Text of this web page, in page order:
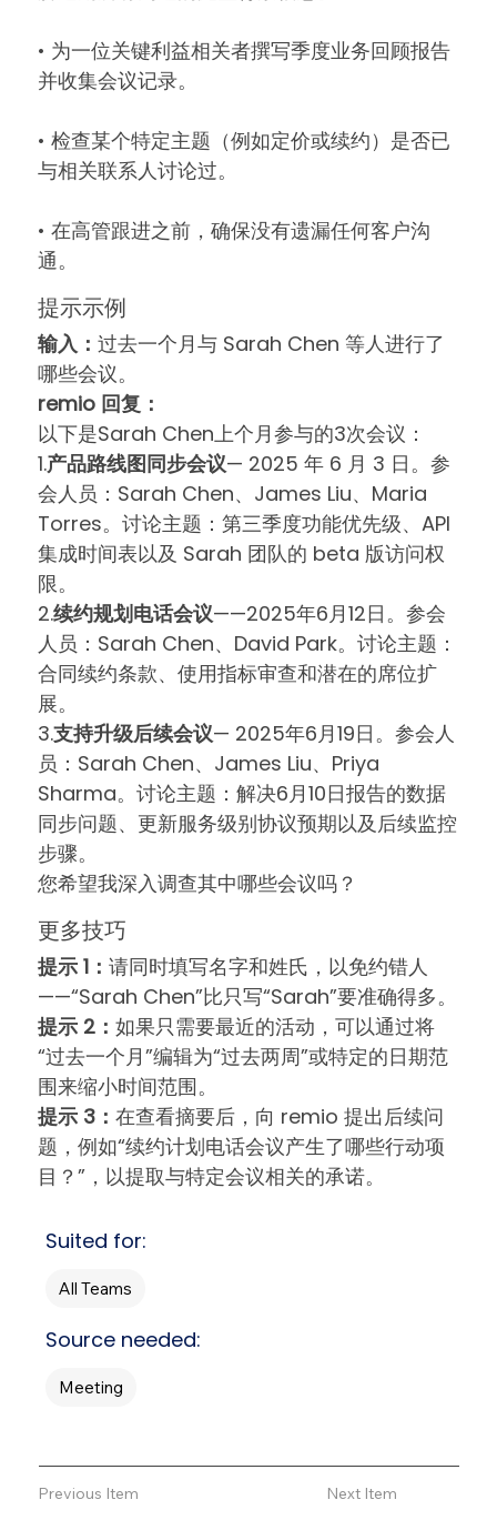
• 为一位关键利益相关者撰写季度业务回顾报告
并收集会议记录。
• 检查某个特定主题（例如定价或续约）是否已
与相关联系人讨论过。
• 在高管跟进之前，确保没有遗漏任何客户沟
通。
提示示例
输入：过去一个月与 Sarah Chen 等人进行了
哪些会议。
remio 回复：
以下是Sarah Chen上个月参与的3次会议：
1.产品路线图同步会议— 2025 年 6 月 3 日。参
会人员：Sarah Chen、James Liu、Maria
Torres。讨论主题：第三季度功能优先级、API
集成时间表以及 Sarah 团队的 beta 版访问权
限。
2.续约规划电话会议——2025年6月12日。参会
人员：Sarah Chen、David Park。讨论主题：
合同续约条款、使用指标审查和潜在的席位扩
展。
3.支持升级后续会议— 2025年6月19日。参会人
员：Sarah Chen、James Liu、Priya
Sharma。讨论主题：解决6月10日报告的数据
同步问题、更新服务级别协议预期以及后续监控
步骤。
您希望我深入调查其中哪些会议吗？
提示 1：请同时填写名字和姓氏，以免约错人
——“Sarah Chen”比只写“Sarah”要准确得多。
提示 2：如果只需要最近的活动，可以通过将
“过去一个月”编辑为“过去两周”或特定的日期范
围来缩小时间范围。
提示 3：在查看摘要后，向 remio 提出后续问
题，例如“续约计划电话会议产生了哪些行动项
目？”，以提取与特定会议相关的承诺。
更多技巧
Suited for:
All Teams
Source needed:
Meeting
Previous Item Next Item